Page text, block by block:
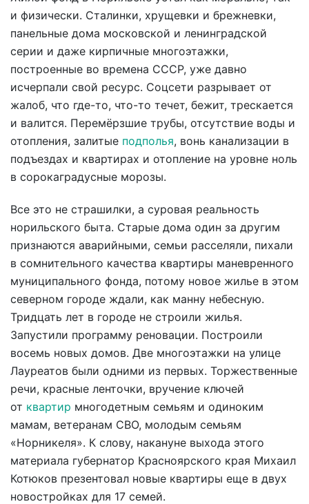
и физически. Сталинки, хрущевки и брежневки,
панельные дома московской и ленинградской
серии и даже кирпичные многоэтажки,
построенные во времена СССР, уже давно
исчерпали свой ресурс. Соцсети разрывает от
жалоб, что где-то, что-то течет, бежит, трескается
и валится. Перемёрзшие трубы, отсутствие воды и
отопления, залитые подполья, вонь канализации в
подъездах и квартирах и отопление на уровне ноль
в сорокаградусные морозы.
Все это не страшилки, а суровая реальность
норильского быта. Старые дома один за другим
признаются аварийными, семьи расселяли, пихали
в сомнительного качества квартиры маневренного
муниципального фонда, потому новое жилье в этом
северном городе ждали, как манну небесную.
Тридцать лет в городе не строили жилья.
Запустили программу реновации. Построили
восемь новых домов. Две многоэтажки на улице
Лауреатов были одними из первых. Торжественные
речи, красные ленточки, вручение ключей
от квартир многодетным семьям и одиноким
мамам, ветеранам СВО, молодым семьям
«Норникеля». К слову, накануне выхода этого
материала губернатор Красноярского края Михаил
Котюков презентовал новые квартиры еще в двух
новостройках для 17 семей.